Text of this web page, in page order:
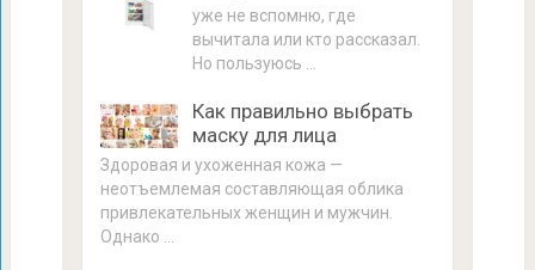
уже не вспомню, где
вычитала или кто рассказал.
Но пользуюсь …
Как правильно выбрать
маску для лица
Здоровая и ухоженная кожа —
неотъемлемая составляющая облика
привлекательных женщин и мужчин.
Однако …